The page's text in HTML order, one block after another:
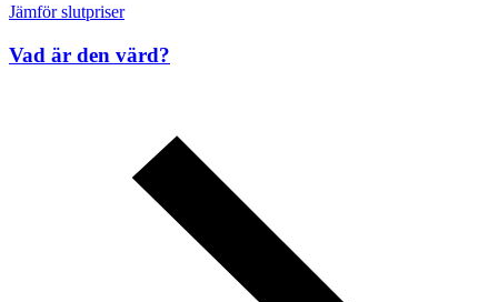
Jämför slutpriser
Vad är den värd?